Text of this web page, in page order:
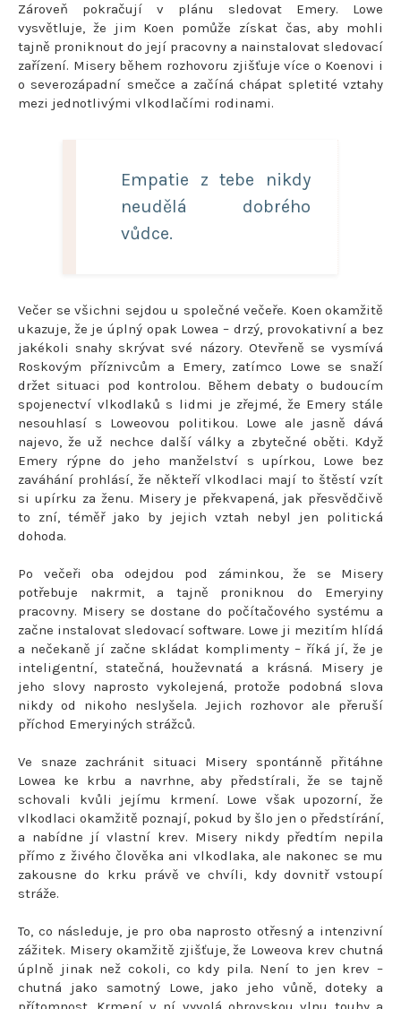
Zároveň pokračují v plánu sledovat Emery. Lowe
vysvětluje, že jim Koen pomůže získat čas, aby mohli
tajně proniknout do její pracovny a nainstalovat sledovací
zařízení. Misery během rozhovoru zjišťuje více o Koenovi i
o severozápadní smečce a začíná chápat spletité vztahy
mezi jednotlivými vlkodlačími rodinami.
Empatie z tebe nikdy
neudělá dobrého
vůdce.
Večer se všichni sejdou u společné večeře. Koen okamžitě
ukazuje, že je úplný opak Lowea – drzý, provokativní a bez
jakékoli snahy skrývat své názory. Otevřeně se vysmívá
Roskovým příznivcům a Emery, zatímco Lowe se snaží
držet situaci pod kontrolou. Během debaty o budoucím
spojenectví vlkodlaků s lidmi je zřejmé, že Emery stále
nesouhlasí s Loweovou politikou. Lowe ale jasně dává
najevo, že už nechce další války a zbytečné oběti. Když
Emery rýpne do jeho manželství s upírkou, Lowe bez
zaváhání prohlásí, že někteří vlkodlaci mají to štěstí vzít
si upírku za ženu. Misery je překvapená, jak přesvědčivě
to zní, téměř jako by jejich vztah nebyl jen politická
dohoda.
Po večeři oba odejdou pod záminkou, že se Misery
potřebuje nakrmit, a tajně proniknou do Emeryiny
pracovny. Misery se dostane do počítačového systému a
začne instalovat sledovací software. Lowe ji mezitím hlídá
a nečekaně jí začne skládat komplimenty – říká jí, že je
inteligentní, statečná, houževnatá a krásná. Misery je
jeho slovy naprosto vykolejená, protože podobná slova
nikdy od nikoho neslyšela. Jejich rozhovor ale přeruší
příchod Emeryiných strážců.
Ve snaze zachránit situaci Misery spontánně přitáhne
Lowea ke krbu a navrhne, aby předstírali, že se tajně
schovali kvůli jejímu krmení. Lowe však upozorní, že
vlkodlaci okamžitě poznají, pokud by šlo jen o předstírání,
a nabídne jí vlastní krev. Misery nikdy předtím nepila
přímo z živého člověka ani vlkodlaka, ale nakonec se mu
zakousne do krku právě ve chvíli, kdy dovnitř vstoupí
stráže.
To, co následuje, je pro oba naprosto otřesný a intenzivní
zážitek. Misery okamžitě zjišťuje, že Loweova krev chutná
úplně jinak než cokoli, co kdy pila. Není to jen krev –
chutná jako samotný Lowe, jako jeho vůně, doteky a